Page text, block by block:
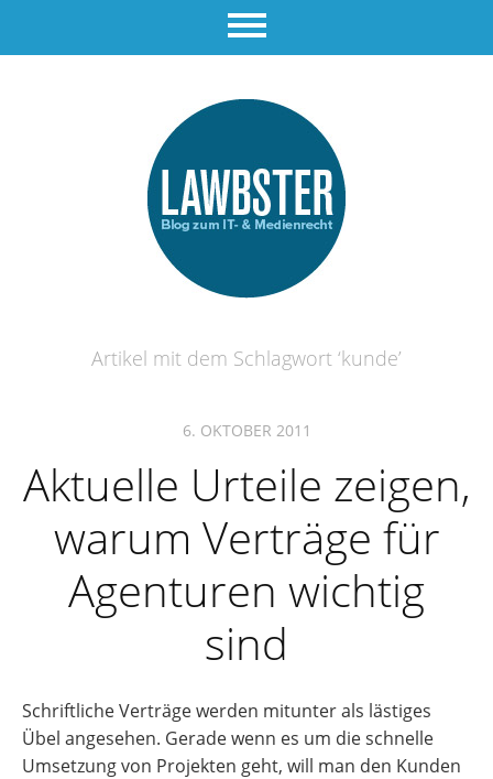
Artikel mit dem Schlagwort ‘kunde’
6. OKTOBER 2011
Aktuelle Urteile zeigen,
warum Verträge für
Agenturen wichtig
sind
Schriftliche Verträge werden mitunter als lästiges
Übel angesehen. Gerade wenn es um die schnelle
Umsetzung von Projekten geht, will man den Kunden